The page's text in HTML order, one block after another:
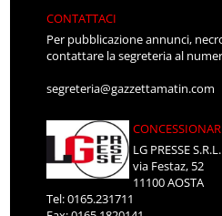
CONTATTACI
Per pubblicazione annunci,
contattare la segreteria al
segreteria@gazzettamatin.com
LG PRESSE S.R.L.
via Festaz, 52
11100 AOSTA
Tel: 0165.231711